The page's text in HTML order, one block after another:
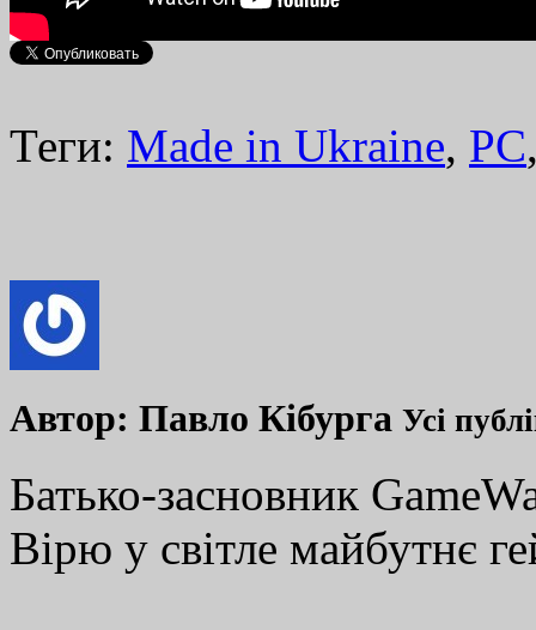
Теги: Made in Ukraine, PC
Автор: Павло Кібурга Усі
Батько-засновник
Вірю у світле майбутнє